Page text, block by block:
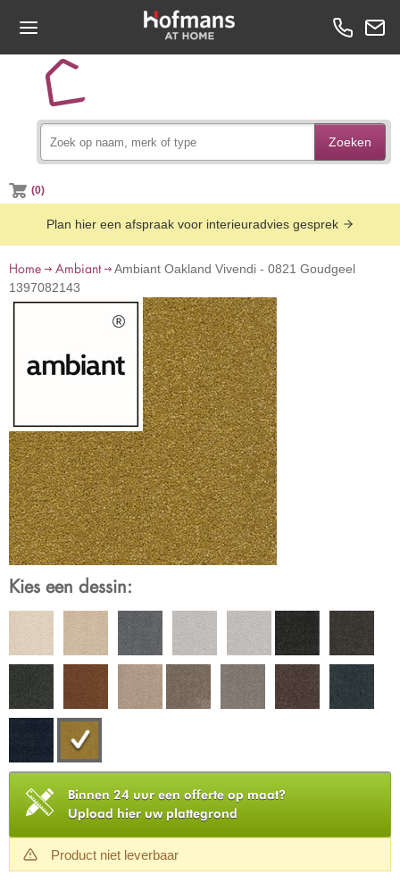
Zoeken
(0)
Plan hier een afspraak voor interieuradvies gesprek
Home Ambiant
Ambiant Oakland Vivendi - 0821 Goudgeel
1397082143
Kies een dessin:
Binnen 24 uur een offerte op maat?
Upload hier uw plattegrond
Product niet leverbaar